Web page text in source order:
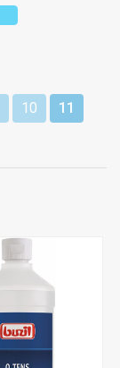
10 11